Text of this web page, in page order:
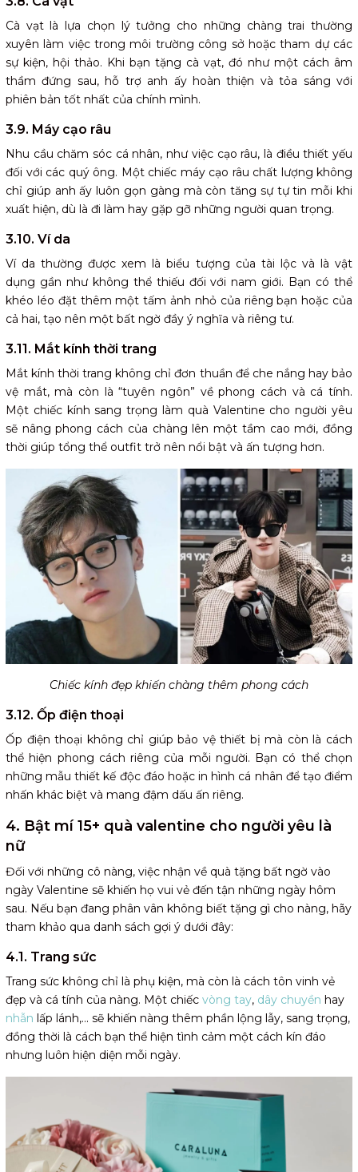
Cà vạt là lựa chọn lý tưởng cho những chàng trai thường
xuyên làm việc trong môi trường công sở hoặc tham dự các
sự kiện, hội thảo. Khi bạn tặng cà vạt, đó như một cách âm
thầm đứng sau, hỗ trợ anh ấy hoàn thiện và tỏa sáng với
phiên bản tốt nhất của chính mình.
3.9. Máy cạo râu
Nhu cầu chăm sóc cá nhân, như việc cạo râu, là điều thiết yếu
đối với các quý ông. Một chiếc máy cạo râu chất lượng không
chỉ giúp anh ấy luôn gọn gàng mà còn tăng sự tự tin mỗi khi
xuất hiện, dù là đi làm hay gặp gỡ những người quan trọng.
3.10. Ví da
Ví da thường được xem là biểu tượng của tài lộc và là vật
dụng gần như không thể thiếu đối với nam giới. Bạn có thể
khéo léo đặt thêm một tấm ảnh nhỏ của riêng bạn hoặc của
cả hai, tạo nên một bất ngờ đầy ý nghĩa và riêng tư.
3.11. Mắt kính thời trang
Mắt kính thời trang không chỉ đơn thuần để che nắng hay bảo
vệ mắt, mà còn là “tuyên ngôn” về phong cách và cá tính.
Một chiếc kính sang trọng làm quà Valentine cho người yêu
sẽ nâng phong cách của chàng lên một tầm cao mới, đồng
thời giúp tổng thể outfit trở nên nổi bật và ấn tượng hơn.
Chiếc kính đẹp khiến chàng thêm phong cách
3.12. Ốp điện thoại
Ốp điện thoại không chỉ giúp bảo vệ thiết bị mà còn là cách
thể hiện phong cách riêng của mỗi người. Bạn có thể chọn
những mẫu thiết kế độc đáo hoặc in hình cá nhân để tạo điểm
nhấn khác biệt và mang đậm dấu ấn riêng.
4. Bật mí 15+ quà valentine cho người yêu là
nữ
Đối với những cô nàng, việc nhận về quà tặng bất ngờ vào
ngày Valentine sẽ khiến họ vui vẻ đến tận những ngày hôm
sau. Nếu bạn đang phân vân không biết tặng gì cho nàng, hãy
tham khảo qua danh sách gợi ý dưới đây:
4.1. Trang sức
Trang sức không chỉ là phụ kiện, mà còn là cách tôn vinh vẻ
đẹp và cá tính của nàng. Một chiếc vòng tay, dây chuyền hay
nhẫn lấp lánh,... sẽ khiến nàng thêm phần lộng lẫy, sang trọng,
đồng thời là cách bạn thể hiện tình cảm một cách kín đáo
nhưng luôn hiện diện mỗi ngày.